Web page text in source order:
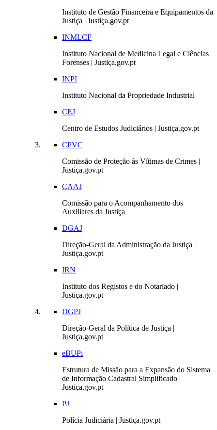
Instituto de Gestão Financeira e Equipamentos da
Justiça | Justiça.gov.pt
INMLCF
Instituto Nacional de Medicina Legal e Ciências
Forenses | Justiça.gov.pt
INPI
Instituto Nacional da Propriedade Industrial
CEJ
Centro de Estudos Judiciários | Justiça.gov.pt
CPVC
Comissão de Proteção às Vítimas de Crimes |
Justiça.gov.pt
CAAJ
Comissão para o Acompanhamento dos
Auxiliares da Justiça
DGAJ
Direção-Geral da Administração da Justiça |
Justiça.gov.pt
IRN
Instituto dos Registos e do Notariado |
Justiça.gov.pt
DGPJ
Direção-Geral da Política de Justiça |
Justiça.gov.pt
eBUPi
Estrutura de Missão para a Expansão do Sistema
de Informação Cadastral Simplificado |
Justiça.gov.pt
PJ
Polícia Judiciária | Justiça.gov.pt